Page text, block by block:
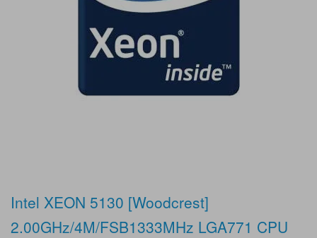
Intel XEON 5130 [Woodcrest]
2.00GHz/4M/FSB1333MHz LGA771 CPU